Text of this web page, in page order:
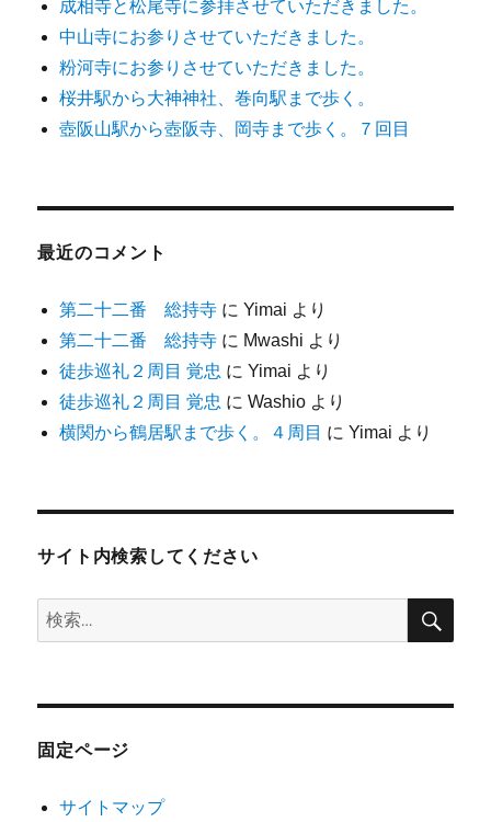
成相寺と松尾寺に参拝させていただきました。
中山寺にお参りさせていただきました。
粉河寺にお参りさせていただきました。
桜井駅から大神神社、巻向駅まで歩く。
壺阪山駅から壺阪寺、岡寺まで歩く。７回目
最近のコメント
第二十二番 総持寺 にYimai より
第二十二番 総持寺 に Mwashi より
徒歩巡礼２周目 覚忠 にYimai より
徒歩巡礼２周目 覚忠 にWashio より
横関から鶴居駅まで歩く。４周目 にYimai より
サイト内検索してください
検
索:
検
固定ページ
サイトマップ